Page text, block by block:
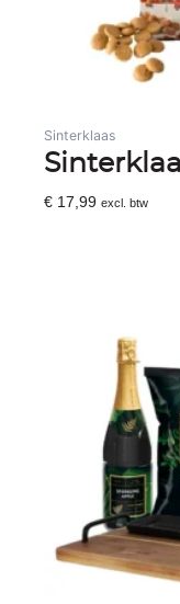
Sinterklaas
€ 17,99 excl. btw